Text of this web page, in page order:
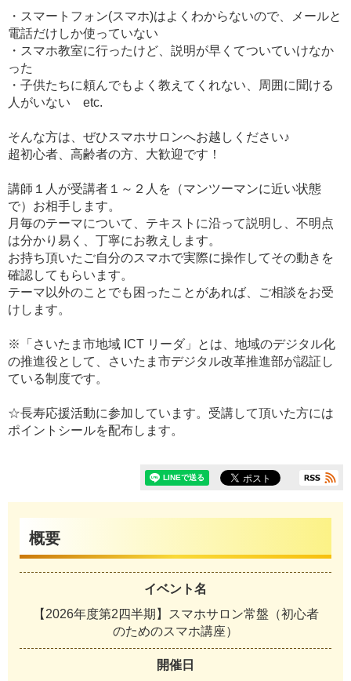
・スマートフォン(スマホ)はよくわからないので、メールと
電話だけしか使っていない
・スマホ教室に行ったけど、説明が早くてついていけなか
った
・子供たちに頼んでもよく教えてくれない、周囲に聞ける
人がいない etc.
そんな方は、ぜひスマホサロンへお越しください♪
超初心者、高齢者の方、大歓迎です！
講師１人が受講者１～２人を（マンツーマンに近い状態
で）お相手します。
月毎のテーマについて、テキストに沿って説明し、不明点
は分かり易く、丁寧にお教えします。
お持ち頂いたご自分のスマホで実際に操作してその動きを
確認してもらいます。
テーマ以外のことでも困ったことがあれば、ご相談をお受
けします。
※「さいたま市地域 ICT リーダ」とは、地域のデジタル化
の推進役として、さいたま市デジタル改革推進部が認証し
ている制度です。
☆長寿応援活動に参加しています。受講して頂いた方には
ポイントシールを配布します。
概要
イベント名
【2026年度第2四半期】スマホサロン常盤（初心者
のためのスマホ講座）
開催日